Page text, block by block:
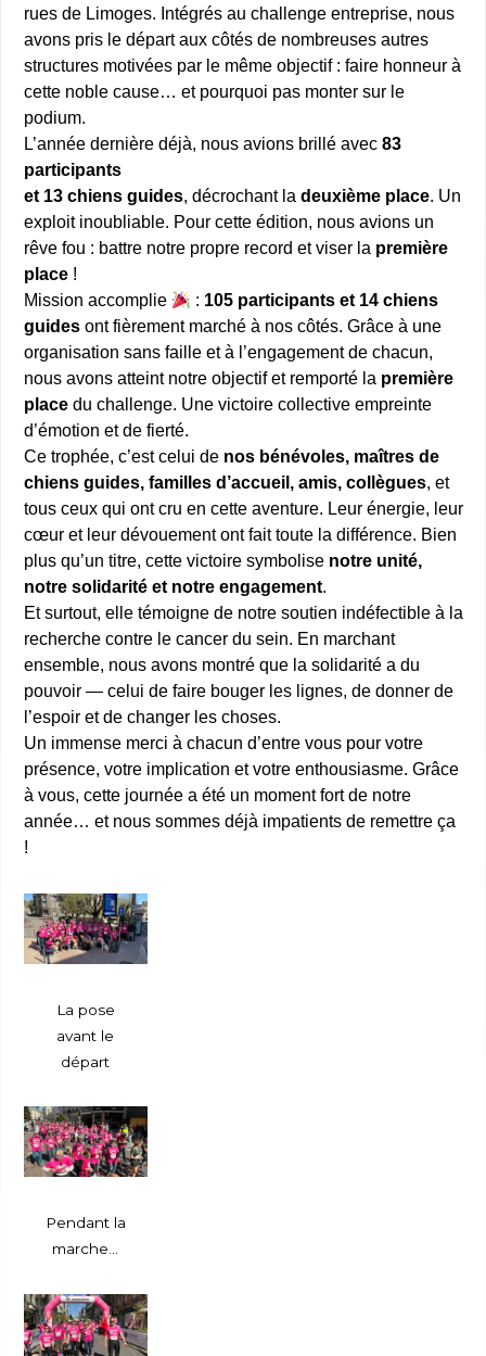
rues de Limoges. Intégrés au challenge entreprise, nous
avons pris le départ aux côtés de nombreuses autres
structures motivées par le même objectif : faire honneur à
cette noble cause… et pourquoi pas monter sur le
podium.
L’année dernière déjà, nous avions brillé avec 83
participants
et 13 chiens guides, décrochant la deuxième place. Un
exploit inoubliable. Pour cette édition, nous avions un
rêve fou : battre notre propre record et viser la première
place!
Mission accomplie
: 105 participants et 14 chiens
guidesont fièrement marché à nos côtés. Grâce à une
organisation sans faille et à l’engagement de chacun,
nous avons atteint notre objectif et remporté la première
placedu challenge. Une victoire collective empreinte
d’émotion et de fierté.
Ce trophée, c’est celui de nos bénévoles, maîtres de
chiens guides, familles d’accueil, amis, collègues, et
tous ceux qui ont cru en cette aventure. Leur énergie, leur
cœur et leur dévouement ont fait toute la différence. Bien
plus qu’un titre, cette victoire symbolise notre unité,
notre solidarité et notre engagement.
Et surtout, elle témoigne de notre soutien indéfectible à la
recherche contre le cancer du sein. En marchant
ensemble, nous avons montré que la solidarité a du
pouvoir — celui de faire bouger les lignes, de donner de
l’espoir et de changer les choses.
Un immense merci à chacun d’entre vous pour votre
présence, votre implication et votre enthousiasme. Grâce
à vous, cette journée a été un moment fort de notre
année… et nous sommes déjà impatients de remettre ça
!
La pose
avant le
départ
Pendant la
marche…